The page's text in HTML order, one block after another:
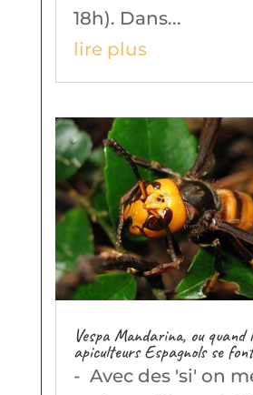
18h). Dans...
lire plus
Vespa Mandarina, ou quand
apiculteurs Espagnols se
- Avec des 'si' on